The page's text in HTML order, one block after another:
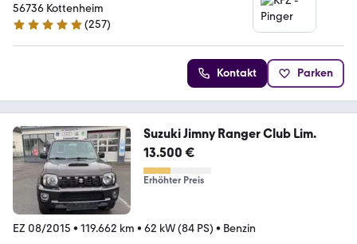
56736 Kottenheim
4.9 Sterne
(257)
Kontakt Parken
Suzuki Jimny Ranger Club Lim.
13.500 €
Erhöhter Preis
EZ 08/2015 • 119.662 km • 62 kW (84 PS) • Benzin